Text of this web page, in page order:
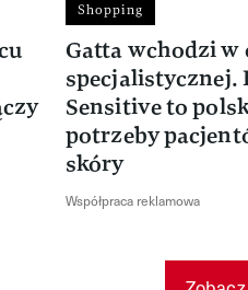
Shopping
Gatta wchodzi w
specjalistycznej.
Sensitive to
potrzeby
skóry
Współpraca reklamowa